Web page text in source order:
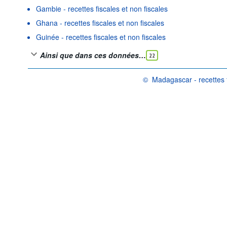
Gambie - recettes fiscales et non fiscales
Ghana - recettes fiscales et non fiscales
Guinée - recettes fiscales et non fiscales
Ainsi que dans ces données… 22
© Madagascar -